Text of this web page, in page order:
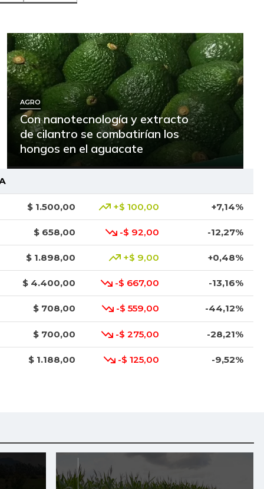
AGRO
Con nanotecnología y extracto
de cilantro se combatirían los
hongos en el aguacate
$ 1.500,00 +$ 100,00 +7,14%
$ 658,00 -$ 92,00 -12,27%
$ 1.898,00 +$ 9,00 +0,48%
$ 4.400,00 -$ 667,00 -13,16%
$ 708,00 -$ 559,00 -44,12%
$ 700,00 -$ 275,00 -28,21%
$ 1.188,00 -$ 125,00 -9,52%